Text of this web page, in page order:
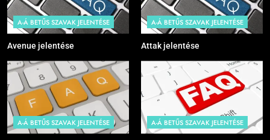
A-Á BETŰS SZAVAK JELENTÉSE
Avenue jelentése
A-Á BETŰS SZAVAK JELENTÉSE
Attak jelentése
A-Á BETŰS SZAVAK JELENTÉSE A-Á BETŰS SZAVAK JELENTÉSE